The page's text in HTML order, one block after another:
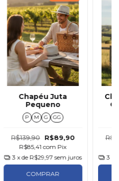
Chapéu Juta
Pequeno
P M G GG
R$139,90 R$89,90
R$85,41com Pix
3 x de R$29,97 sem juros
COMPRAR
3